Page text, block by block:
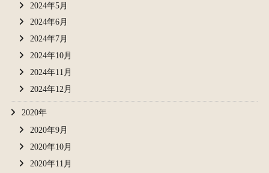
2024年5月
2024年6月
2024年7月
2024年10月
2024年11月
2024年12月
2020年
2020年9月
2020年10月
2020年11月